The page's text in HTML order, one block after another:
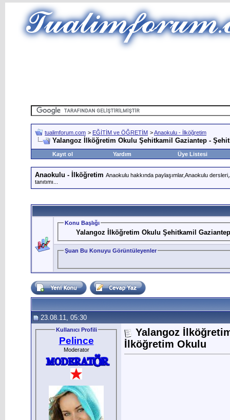
tualimforum.com > EĞİTİM ve ÖĞRETİM >Anaokulu - İlköğretim
Yalangoz İlköğretim Okulu Şehitkamil Gaziantep -
Kayıt ol Yardım Üye Listesi
Anaokulu - İlköğretim Anaokulu hakkında paylaşımlar,Anaokulu
tanıtımı...
Konu Başlığı
Yalangoz İlköğretim Okulu Şehitkamil
Şuan Bu Konuyu Görüntüleyenler
23.08.11, 05:30
Kullanıcı Profili
Pelince
Moderator
Yalangoz
İlköğretim Okulu